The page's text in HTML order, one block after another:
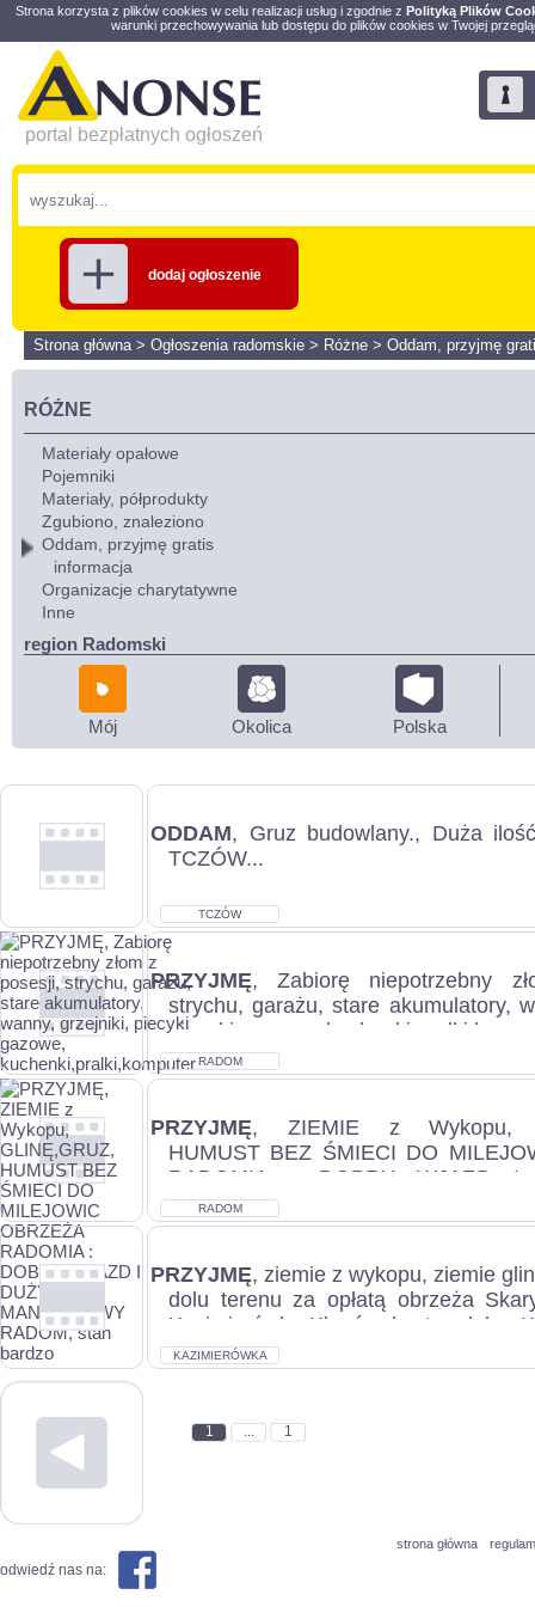
Strona korzysta z plików cookies w celu realizacji usług i zgodnie z Polityką Plików
warunki przechowywania lub dostępu do plików cookies w Twojej
portal bezpłatnych ogłoszeń
dodaj ogłoszenie
Strona główna> Ogłoszenia radomskie > Różne > Oddam, przyjmę
RÓŻNE
Materiały opałowe
Pojemniki
Materiały, półprodukty
Zgubiono, znaleziono
Oddam, przyjmę gratis
informacja
Organizacje charytatywne
Inne
region Radomski
Mój Okolica Polska
ODDAM, Gruz budowlany., Duża
TCZÓW...
TCZÓW
PRZYJMĘ, Zabiorę niepotrzebny
strychu, garażu, stare akumulatory,
piecyki gazowe,
RADOM
PRZYJMĘ, ZIEMIE z Wykopu,
HUMUST BEZ ŚMIECI DO
RADOMIA : DOBRY WJAZD I
MANEWROWY RADOM, stan
RADOM
PRZYJMĘ, ziemie z wykopu, ziemie
dolu terenu za opłatą obrzeża
Kazimierówka-Kłonówek, stan dobry
KAZIMIERÓWKA
1 ... 1
strona główna
odwiedź nas na: